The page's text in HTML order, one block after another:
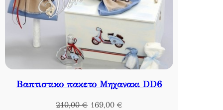
Βαπτιστικο πακετο Μηχανακι DD6
210,00€ Original
169,00 €